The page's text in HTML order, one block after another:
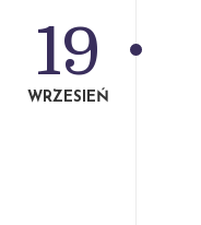
19
WRZESIEŃ